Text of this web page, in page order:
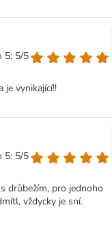
5: 5/5
je vynikající!!
5: 5/5
drůbežím, pro jednoho
vždycky je sní.